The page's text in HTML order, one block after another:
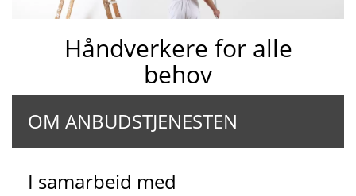
Håndverkere for alle
behov
OM ANBUDSTJENESTEN
I samarbeid med